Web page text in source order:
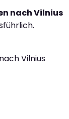
nach Vilnius
Vilnius